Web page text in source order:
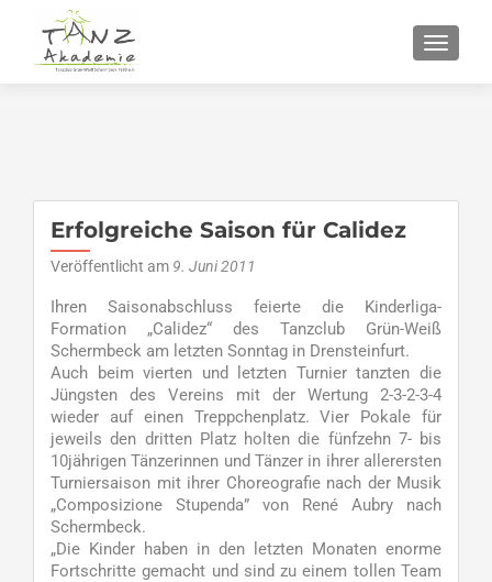
Erfolgreiche Saison für Calidez
Veröffentlicht am 9. Juni 2011
Ihren Saisonabschluss feierte die Kinderliga-
Formation „Calidez“ des Tanzclub Grün-Weiß
Schermbeck am letzten Sonntag in Drensteinfurt.
Auch beim vierten und letzten Turnier tanzten die
Jüngsten des Vereins mit der Wertung 2-3-2-3-4
wieder auf einen Treppchenplatz. Vier Pokale für
jeweils den dritten Platz holten die fünfzehn 7- bis
10jährigen Tänzerinnen und Tänzer in ihrer allerersten
Turniersaison mit ihrer Choreografie nach der Musik
„Composizione Stupenda” von René Aubry nach
Schermbeck.
„Die Kinder haben in den letzten Monaten enorme
Fortschritte gemacht und sind zu einem tollen Team